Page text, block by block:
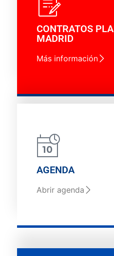
CONTRATOS
MADRID
Más información
AGENDA
Abrir agenda